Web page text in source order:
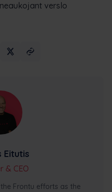
verslo
Eitutis
& CEO
Frontu efforts as the